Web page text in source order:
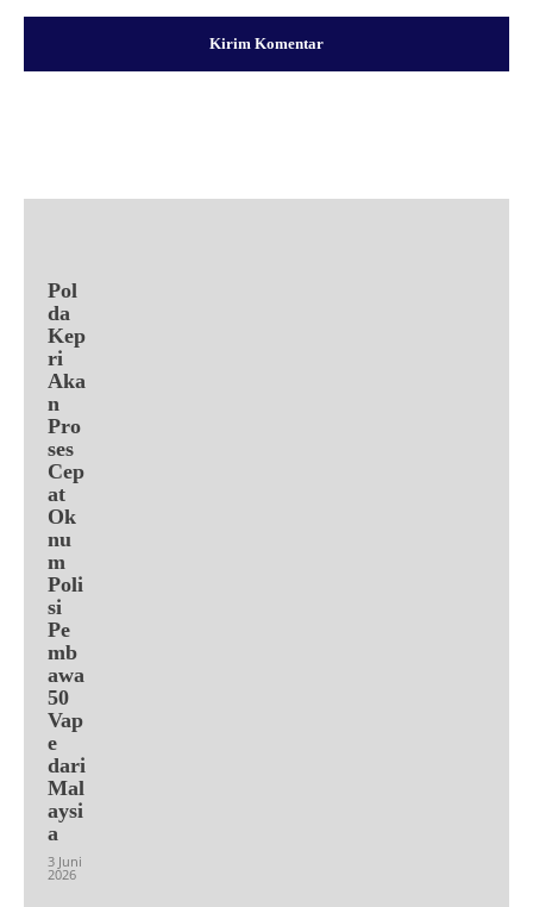
Pol
da
Kep
ri
Aka
n
Pro
ses
Cep
at
Ok
nu
m
Poli
si
Pe
mb
awa
50
Vap
e
dari
Mal
aysi
a
3 Juni
2026